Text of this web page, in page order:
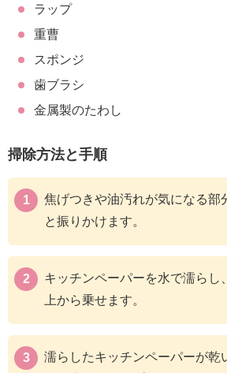
ラップ
重曹
スポンジ
歯ブラシ
金属製のたわし
掃除方法と手順
焦げつきや油汚れが気になる部
と振りかけます。
キッチンペーパーを水で濡らし
上から乗せます。
濡らしたキッチンペーパーが乾